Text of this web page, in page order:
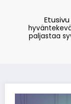
Etusivu
paljastaa